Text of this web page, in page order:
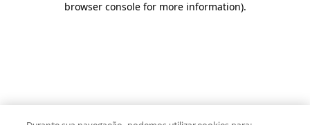
browser console for more information).